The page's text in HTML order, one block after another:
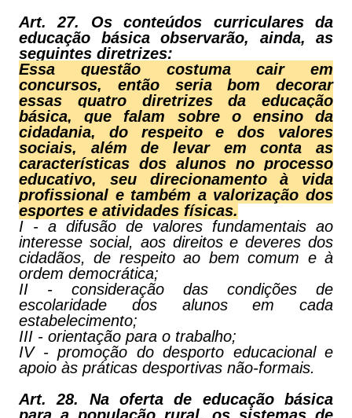
Art. 27. Os conteúdos curriculares da
educação básica observarão, ainda, as
seguintes diretrizes:
Essa questão costuma cair em
concursos, então seria bom decorar
essas quatro diretrizes da educação
básica, que falam sobre o ensino da
cidadania, do respeito e dos valores
sociais, além de levar em conta as
características dos alunos no processo
educativo, seu direcionamento à vida
profissional e também a valorização dos
esportes e atividades físicas.
I - a difusão de valores fundamentais ao
interesse social, aos direitos e deveres dos
cidadãos, de respeito ao bem comum e à
ordem democrática;
II - consideração das condições de
escolaridade dos alunos em cada
estabelecimento;
III - orientação para o trabalho;
IV - promoção do desporto educacional e
apoio às práticas desportivas não-formais.
Art. 28. Na oferta de educação básica